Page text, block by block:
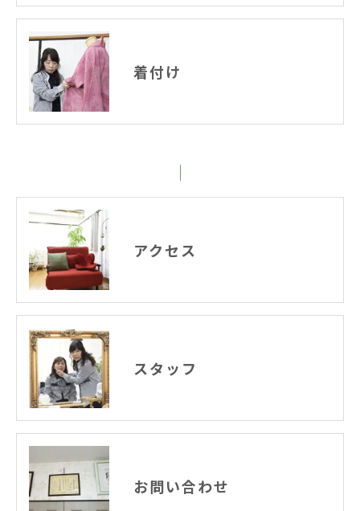
着付け
アクセス
スタッフ
お問い合わせ